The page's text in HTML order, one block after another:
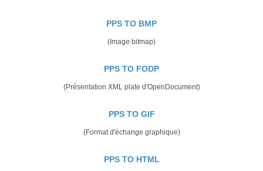
PPS TO BMP
(Image bitmap)
PPS TO FODP
(Présentation XML plate d'OpenDocument)
PPS TO GIF
(Format d'échange graphique)
PPS TO HTML